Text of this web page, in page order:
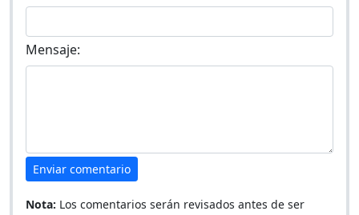
Mensaje:
Enviar comentario
Nota: Los comentarios serán revisados antes de ser